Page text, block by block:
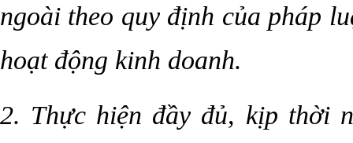
ngoài theo quy định của pháp
hoạt động kinh doanh.
2. Thực hiện đầy đủ, kịp thời